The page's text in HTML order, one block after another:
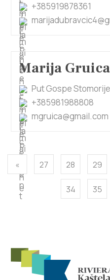
+385919878361
Marija Gruica
Put Gospe
+385981988808
mgruica@gmail.com
« 27 28 29
34 35